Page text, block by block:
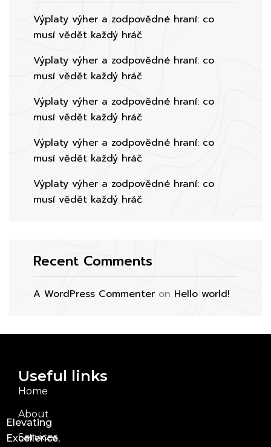
Výplaty výher a zodpovědné hraní: co
musí vědět každý hráč
Výplaty výher a zodpovědné hraní: co
musí vědět každý hráč
Výplaty výher a zodpovědné hraní: co
musí vědět každý hráč
Výplaty výher a zodpovědné hraní: co
musí vědět každý hráč
Výplaty výher a zodpovědné hraní: co
musí vědět každý hráč
Recent Comments
A WordPress Commenter on Hello world!
Elevating
Excellence,
Useful links
Home
About
Services